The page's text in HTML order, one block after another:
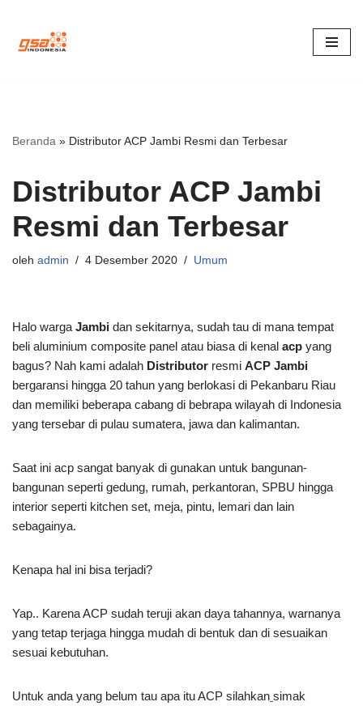
Lompat
Beranda » Distributor ACP Jambi Resmi dan Terbesar
Distributor ACP Jambi
Resmi dan Terbesar
oleh admin 4 Desember 2020 Umum
Halo warga Jambi dan sekitarnya, sudah tau di mana tempat
beli aluminium composite panel atau biasa di kenal acp yang
bagus? Nah kami adalah Distributor resmi ACP Jambi
bergaransi hingga 20 tahun yang berlokasi di Pekanbaru Riau
dan memiliki beberapa cabang di bebrapa wilayah di Indonesia
yang tersebar di pulau sumatera, jawa dan kalimantan.
Saat ini acp sangat banyak di gunakan untuk bangunan-
bangunan seperti gedung, rumah, perkantoran, SPBU hingga
interior seperti kitchen set, meja, pintu, lemari dan lain
sebagainya.
Kenapa hal ini bisa terjadi?
Yap.. Karena ACP sudah teruji akan daya tahannya, warnanya
yang tetap terjaga hingga mudah di bentuk dan di sesuaikan
sesuai kebutuhan.
Untuk anda yang belum tau apa itu ACP silahkan simak